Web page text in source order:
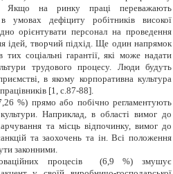
Якщо на ринку праці переважають
умовах дефіциту робітників високої
орієнтувати персонал на проведення
ідей, творчий підхід. Ще один напрямок
соціальні гарантії, які може надати
трудового процесу. Люди будуть
в якому корпоративна культура
[1, c.87-88].
%) прямоабо побічно регламентують
Наприклад, в області вимог до
та місць відпочинку, вимог до
та заохочень та ін. Всі положення
законними.
процесів (6,9 %) змушує